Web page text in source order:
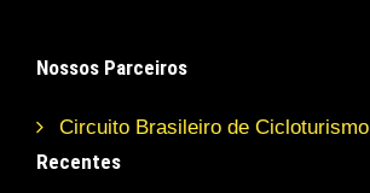
Nossos Parceiros
Circuito Brasileiro de Cicloturismo
Recentes